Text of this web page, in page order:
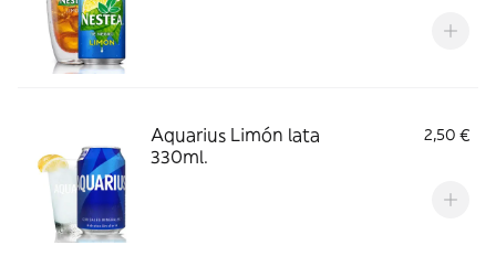
Aquarius Limón lata
330ml.
2,50 €